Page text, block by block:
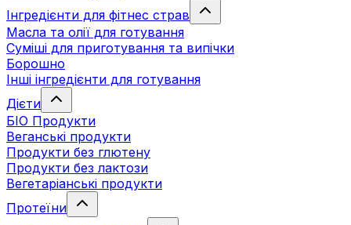
Інгредієнти для фітнес страв
Масла та олії для готування
Суміші для приготування та випічки
Борошно
Інші інгредієнти для готування
Дієти
БІО Продукти
Веганські продукти
Продукти без глютену
Продукти без лактози
Вегетаріанські продукти
Протеїни